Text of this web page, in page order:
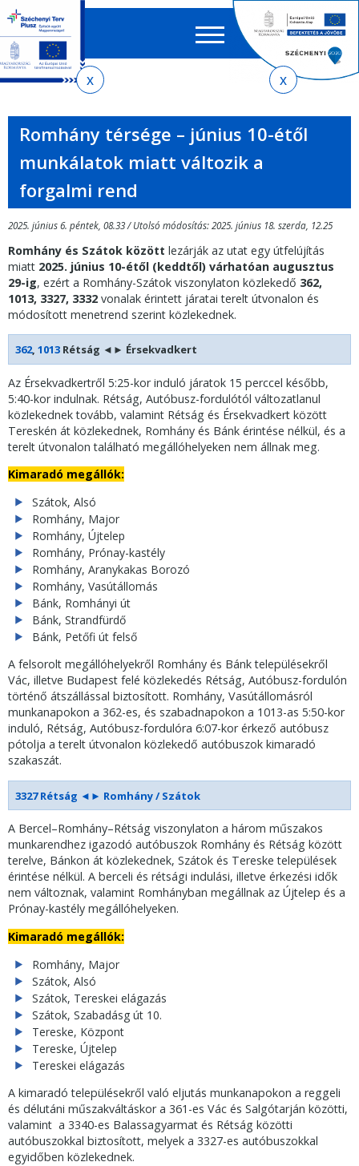
menetrendkeresőhöz
almenühöz
tartalomra
oldaltérképre
EN HU
űrlap
Romhány térsége – június 10-étől
munkálatok miatt változik a
forgalmi rend
2025. június 6. péntek, 08.33 / Utolsó módosítás: 2025. június 18. szerda, 12.25
Romhány és Szátok között lezárják az utat egy útfelújítás
miatt 2025. június 10-étől (keddtől) várhatóan augusztus
29-ig, ezért a Romhány-Szátok viszonylaton közlekedő 362,
1013, 3327, 3332 vonalak érintett járatai terelt útvonalon és
módosított menetrend szerint közlekednek.
362, 1013Rétság ◄► Érsekvadkert
Az Érsekvadkertről 5:25-kor induló járatok 15 perccel később,
5:40-kor indulnak. Rétság, Autóbusz-fordulótól változatlanul
közlekednek tovább, valamint Rétság és Érsekvadkert között
Tereskén át közlekednek, Romhány és Bánk érintése nélkül, és a
terelt útvonalon található megállóhelyeken nem állnak meg.
Kimaradó megállók:
​Szátok, Alsó
Romhány, Major
Romhány, Újtelep
Romhány, Prónay-kastély
Romhány, Aranykakas Borozó
Romhány, Vasútállomás
Bánk, Romhányi út
Bánk, Strandfürdő
Bánk, Petőfi út felső
A felsorolt megállóhelyekről Romhány és Bánk településekről
Vác, illetve Budapest felé közlekedés Rétság, Autóbusz-fordulón
történő átszállással biztosított. Romhány, Vasútállomásról
munkanapokon a 362-es, és szabadnapokon a 1013-as 5:50-kor
induló, Rétság, Autóbusz-fordulóra 6:07-kor érkező autóbusz
pótolja a terelt útvonalon közlekedő autóbuszok kimaradó
szakaszát.
3327 Rétság ◄► Romhány / Szátok
A Bercel–Romhány–Rétság viszonylaton a három műszakos
munkarendhez igazodó autóbuszok Romhány és Rétság között
terelve, Bánkon át közlekednek, Szátok és Tereske települések
érintése nélkül. A berceli és rétsági indulási, illetve érkezési idők
nem változnak, valamint Romhányban megállnak az Újtelep és a
Prónay-kastély megállóhelyeken.
Kimaradó megállók:
Romhány, Major
Szátok, Alsó
Szátok, Tereskei elágazás
Szátok, Szabadásg út 10.
Tereske, Központ
Tereske, Újtelep
Tereskei elágazás
A kimaradó településekről való eljutás munkanapokon a reggeli
és délutáni műszakváltáskor a 361-es Vác és Salgótarján közötti,
valamint a 3340-es Balassagyarmat és Rétság közötti
autóbuszokkal biztosított, melyek a 3327-es autóbuszokkal
egyidőben közlekednek.